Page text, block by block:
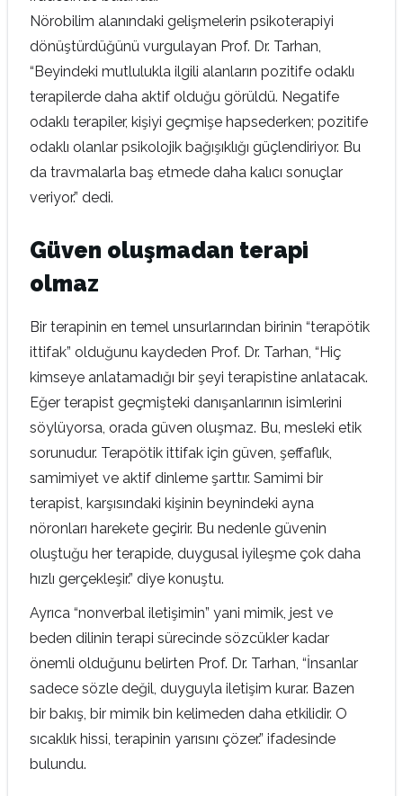
Nörobilim alanındaki gelişmelerin psikoterapiyi
dönüştürdüğünü vurgulayan Prof. Dr. Tarhan,
“Beyindeki mutlulukla ilgili alanların pozitife odaklı
terapilerde daha aktif olduğu görüldü. Negatife
odaklı terapiler, kişiyi geçmişe hapsederken; pozitife
odaklı olanlar psikolojik bağışıklığı güçlendiriyor. Bu
da travmalarla baş etmede daha kalıcı sonuçlar
veriyor.” dedi.
Güven oluşmadan terapi
olmaz
Bir terapinin en temel unsurlarından birinin “terapötik
ittifak” olduğunu kaydeden Prof. Dr. Tarhan, “Hiç
kimseye anlatamadığı bir şeyi terapistine anlatacak.
Eğer terapist geçmişteki danışanlarının isimlerini
söylüyorsa, orada güven oluşmaz. Bu, mesleki etik
sorunudur. Terapötik ittifak için güven, şeffaflık,
samimiyet ve aktif dinleme şarttır. Samimi bir
terapist, karşısındaki kişinin beynindeki ayna
nöronları harekete geçirir. Bu nedenle güvenin
oluştuğu her terapide, duygusal iyileşme çok daha
hızlı gerçekleşir.” diye konuştu.
Ayrıca “nonverbal iletişimin” yani mimik, jest ve
beden dilinin terapi sürecinde sözcükler kadar
önemli olduğunu belirten Prof. Dr. Tarhan, “İnsanlar
sadece sözle değil, duyguyla iletişim kurar. Bazen
bir bakış, bir mimik bin kelimeden daha etkilidir. O
sıcaklık hissi, terapinin yarısını çözer.” ifadesinde
bulundu.